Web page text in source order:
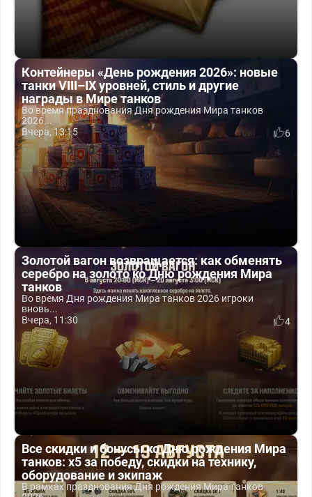
Контейнеры «День рождения 2026»: новые
танки VIII–IX уровней, стиль и другие
награды в Мире танков
Во время празднования Дня рождения Мира танков
2026...
Вчера, 13:15
6
Золотой вагон возвращается: как обменять
серебро на золото ко Дню рождения Мира
танков
Во время Дня рождения Мира танков 2026 игроки
вновь...
Вчера, 11:30
4
Все скидки и бонусы ко Дню рождения Мира
танков: x5 за победу, скидки на технику,
оборудование и экипаж
В рамках празднования Дня рождения Мира танков